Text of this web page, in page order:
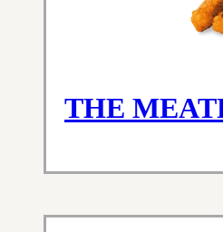
THE